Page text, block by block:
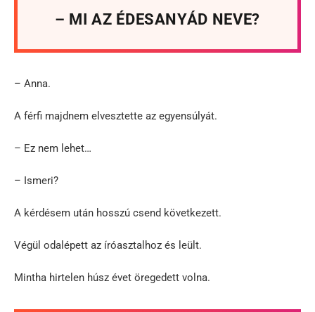
– MI AZ ÉDESANYÁD NEVE?
– Anna.
A férfi majdnem elvesztette az egyensúlyát.
– Ez nem lehet…
– Ismeri?
A kérdésem után hosszú csend következett.
Végül odalépett az íróasztalhoz és leült.
Mintha hirtelen húsz évet öregedett volna.